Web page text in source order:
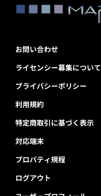
お問い合わせ
ライセンシー募集について
プライバシーポリシー
利用規約
特定商取引に基づく表示
対応端末
プロパティ規程
ログアウト